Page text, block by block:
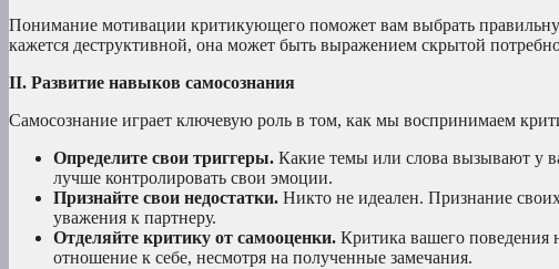
Понимание мотивации критикующего поможет вам выбрать
кажется деструктивной, она может быть выражением скрытой
II. Развитие навыков самосознания
Самосознание играет ключевую роль в том, как мы воспринимаем
Определите свои триггеры. Какие темы или слова вызывают у
лучше контролировать свои эмоции.
Признайте свои недостатки. Никто не идеален. Признание
уважения к партнеру.
Отделяйте критику от самооценки. Критика вашего поведения
отношение к себе, несмотря на полученные замечания.